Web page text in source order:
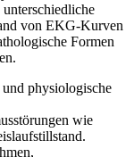
von EKG-Kurven
Formen
physiologische
wie